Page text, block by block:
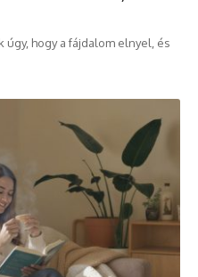
hogy a fájdalom elnyel, és